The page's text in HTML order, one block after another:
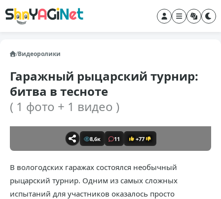
/Видеоролики
Гаражный рыцарский турнир:
битва в тесноте
( 1 фото + 1 видео )
8,6к 11 +77
В вологодских гаражах состоялся необычный
рыцарский турнир. Одним из самых сложных
испытаний для участников оказалось просто